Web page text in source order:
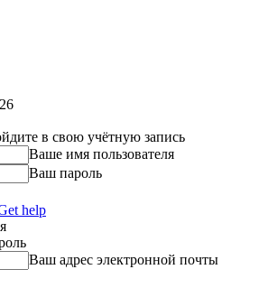
в свою учётную запись
Ваше имя пользователя
Ваш пароль
help
Ваш адрес электронной почты